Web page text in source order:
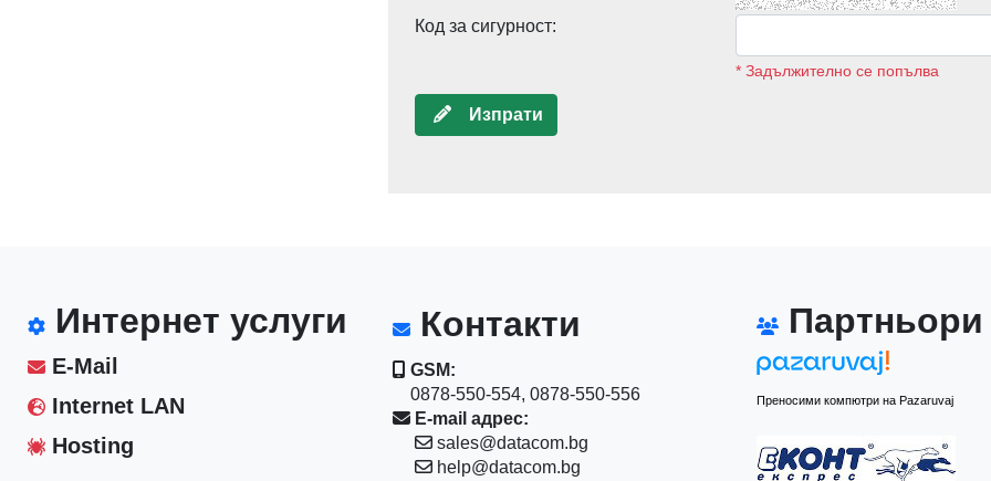
Код за сигурност:
* Задължително се попълва
Изпрати
Интернет услуги
E-Mail
Internet LAN
Hosting
Контакти
GSM:
0878-550-554, 0878-550-556
E-mail адрес:
sales@datacom.bg
help@datacom.bg
Партньори
Преносими компютри на Pazaruvaj